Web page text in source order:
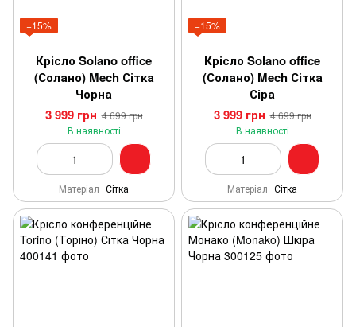
−15%
Крісло Solano office
(Солано) Mech Сітка
Чорна
3 999 грн 4 699 грн
В наявності
Матеріал Сітка
−15%
Крісло Solano office
(Солано) Mech Сітка
Сіра
3 999 грн 4 699 грн
В наявності
Матеріал Сітка